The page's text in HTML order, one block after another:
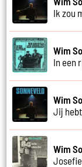
Ik zou
Wim
In een
Wim
Jij
Wim